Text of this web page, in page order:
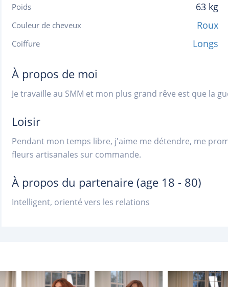
Poids 63 kg
Couleur de cheveux Roux
Coiffure Longs
À propos de moi
Je travaille au SMM et mon plus grand rêve est que la
Loisir
Pendant mon temps libre, j'aime me détendre, me
fleurs artisanales sur commande.
À propos du partenaire (age 18 - 80)
Intelligent, orienté vers les relations